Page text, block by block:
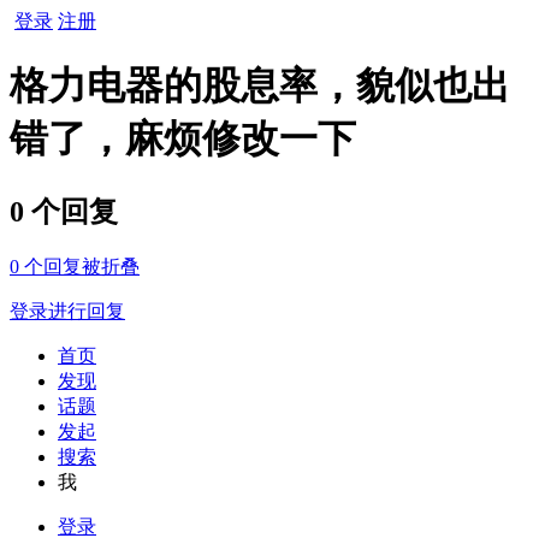
登录 注册
格力电器的股息率，貌似也出
错了，麻烦修改一下
0 个回复
0 个回复被折叠
登录进行回复
首页
发现
话题
发起
搜索
我
登录